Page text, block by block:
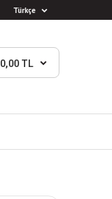
Türkçe
0,00 TL